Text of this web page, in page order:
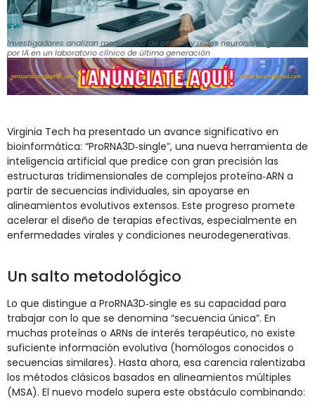
Investigadores analizan modelos 3D de células y redes neuronales generados
por IA en un laboratorio clínico de última generación
Virginia Tech ha presentado un avance significativo en
bioinformática: “ProRNA3D‑single”, una nueva herramienta de
inteligencia artificial que predice con gran precisión las
estructuras tridimensionales de complejos proteína‑ARN a
partir de secuencias individuales, sin apoyarse en
alineamientos evolutivos extensos. Este progreso promete
acelerar el diseño de terapias efectivas, especialmente en
enfermedades virales y condiciones neurodegenerativas.
Un salto metodológico
Lo que distingue a ProRNA3D‑single es su capacidad para
trabajar con lo que se denomina “secuencia única”. En
muchas proteínas o ARNs de interés terapéutico, no existe
suficiente información evolutiva (homólogos conocidos o
secuencias similares). Hasta ahora, esa carencia ralentizaba
los métodos clásicos basados en alineamientos múltiples
(MSA). El nuevo modelo supera este obstáculo combinando: